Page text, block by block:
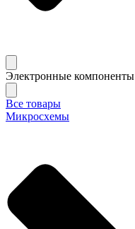
Электронные компоненты
Все товары
Микросхемы